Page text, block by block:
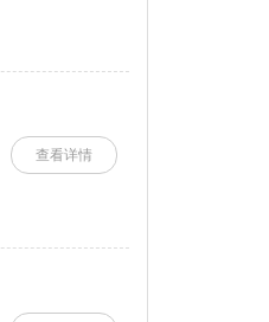
查看详情